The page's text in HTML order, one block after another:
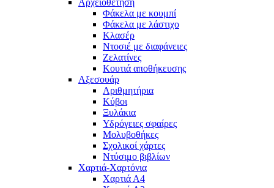
Φάκελα με κουμπί
Φάκελα με λάστιχο
Κλασέρ
Ντοσιέ με διαφάνειες
Ζελατίνες
Κουτιά αποθήκευσης
Αξεσουάρ
Αριθμητήρια
Κύβοι
Ξυλάκια
Υδρόγειες σφαίρες
Μολυβοθήκες
Σχολικοί χάρτες
Ντύσιμο βιβλίων
Χαρτιά-Χαρτόνια
Χαρτιά Α4